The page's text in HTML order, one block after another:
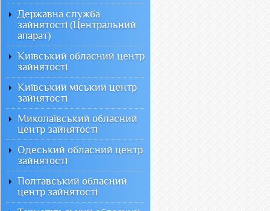
Державна служба
зайнятості (Центральний
апарат)
Київський обласний центр
зайнятості
Київський міський центр
зайнятості
Миколаївський обласний
центр зайнятості
Одеський обласний центр
зайнятості
Полтавський обласний
центр зайнятості